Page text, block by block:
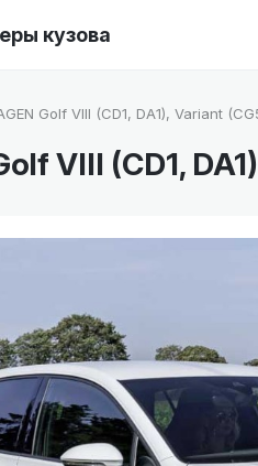
кузова
Golf VIII (CD1, DA1), Variant
VIII (CD1,